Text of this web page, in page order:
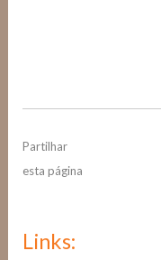
Partilhar
esta página
Links: